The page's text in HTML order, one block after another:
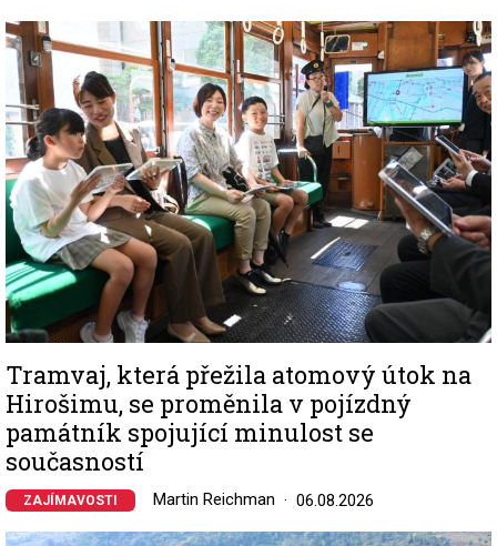
Image
Tramvaj, která přežila atomový útok na
Hirošimu, se proměnila v pojízdný
památník spojující minulost se
současností
ZAJÍMAVOSTI Martin Reichman 06.08.2026